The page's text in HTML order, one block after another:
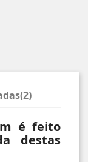
é feito
destas